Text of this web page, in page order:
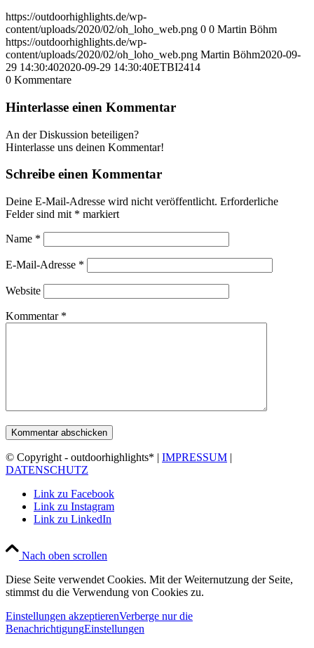
https://outdoorhighlights.de/wp-
content/uploads/2020/02/oh_loho_web.png 0 0 Martin Böhm
https://outdoorhighlights.de/wp-
content/uploads/2020/02/oh_loho_web.png Martin Böhm2020-09-
29 14:30:402020-09-29 14:30:40ETBI2414
0 Kommentare
Hinterlasse einen Kommentar
An der Diskussion beteiligen?
Hinterlasse uns deinen Kommentar!
Schreibe einen Kommentar
Deine E-Mail-Adresse wird nicht veröffentlicht. Erforderliche
Felder sind mit * markiert
Name *
E-Mail-Adresse *
Website
Kommentar *
© Copyright - outdoorhighlights* | IMPRESSUM |
DATENSCHUTZ
Link zu Facebook
Link zu Instagram
Link zu LinkedIn
Nach oben scrollen
Diese Seite verwendet Cookies. Mit der Weiternutzung der Seite,
stimmst du die Verwendung von Cookies zu.
Einstellungen akzeptierenVerberge nur die
BenachrichtigungEinstellungen